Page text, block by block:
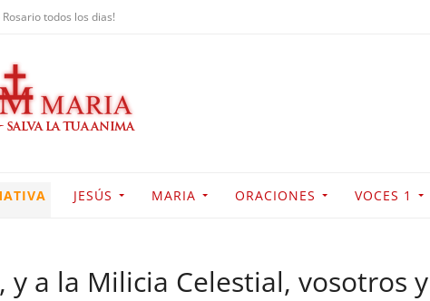
todos los dias!
JESÚS MARIA ORACIONES VOCES 1
y a la Milicia Celestial, vosotros